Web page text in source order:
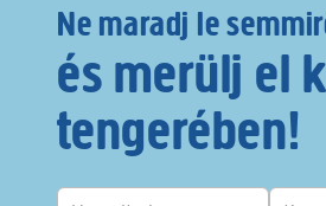
Ne maradj le
és merülj el
tengerében!